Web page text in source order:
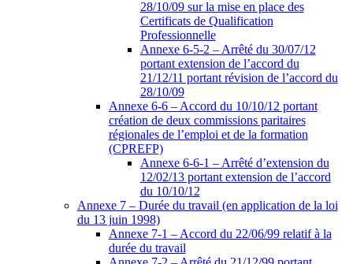
28/10/09 sur la mise en place des
Certificats de Qualification
Professionnelle
Annexe 6-5-2 – Arrêté du 30/07/12
portant extension de l’accord du
21/12/11 portant révision de l’accord du
28/10/09
Annexe 6-6 – Accord du 10/10/12 portant
création de deux commissions paritaires
régionales de l’emploi et de la formation
(CPREFP)
Annexe 6-6-1 – Arrêté d’extension du
12/02/13 portant extension de l’accord
du 10/10/12
Annexe 7 – Durée du travail (en application de la loi
du 13 juin 1998)
Annexe 7-1 – Accord du 22/06/99 relatif à la
durée du travail